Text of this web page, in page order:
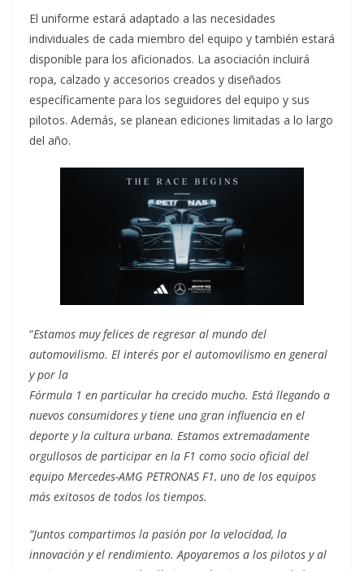
El uniforme estará adaptado a las necesidades
individuales de cada miembro del equipo y también estará
disponible para los aficionados. La asociación incluirá
ropa, calzado y accesorios creados y diseñados
específicamente para los seguidores del equipo y sus
pilotos. Además, se planean ediciones limitadas a lo largo
del año.
“Estamos muy felices de regresar al mundo del
automovilismo. El interés por el automovilismo en general
y por la
Fórmula 1 en particular ha crecido mucho. Está llegando a
nuevos consumidores y tiene una gran influencia en el
deporte y la cultura urbana. Estamos extremadamente
orgullosos de participar en la F1 como socio oficial del
equipo Mercedes-AMG PETRONAS F1, uno de los equipos
más exitosos de todos los tiempos.
“Juntos compartimos la pasión por la velocidad, la
innovación y el rendimiento. Apoyaremos a los pilotos y al